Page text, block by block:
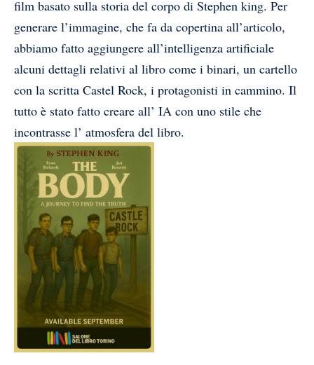
film basato sulla storia del corpo di Stephen king. Per
generare l’immagine, che fa da copertina all’articolo,
abbiamo fatto aggiungere all’intelligenza artificiale
alcuni dettagli relativi al libro come i binari, un cartello
con la scritta Castel Rock, i protagonisti in cammino. Il
tutto è stato fatto creare all’ IA con uno stile che
incontrasse l’ atmosfera del libro.